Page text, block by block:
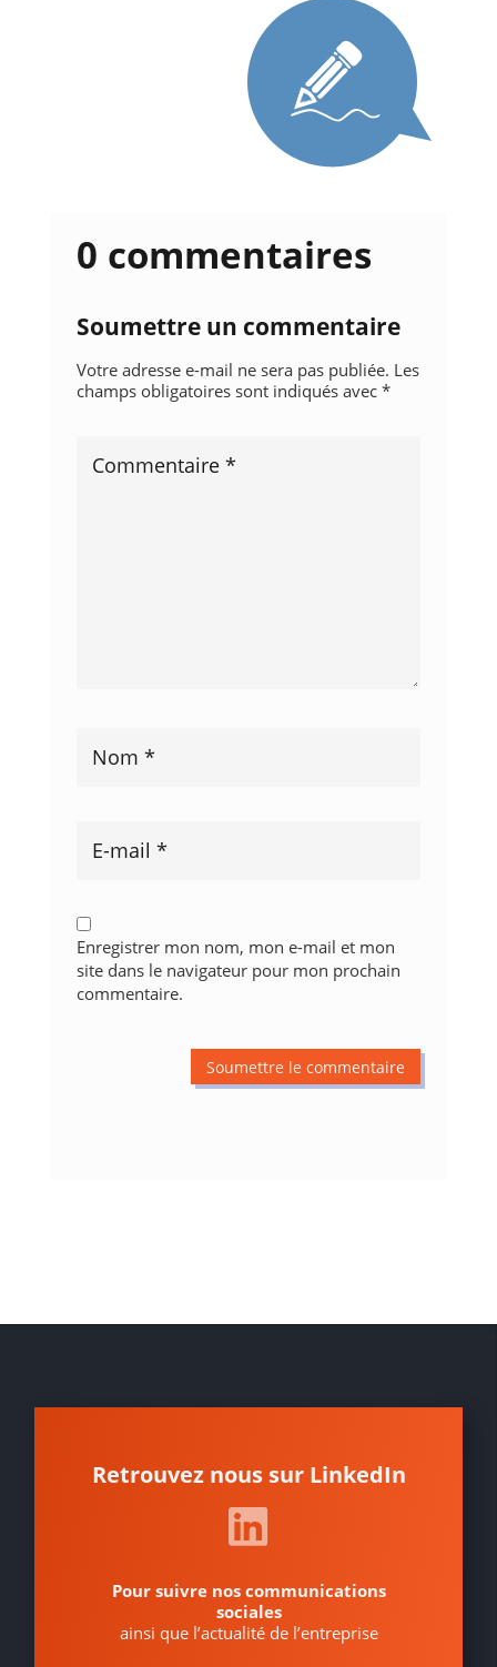
0 commentaires
Soumettre un commentaire
Votre adresse e-mail ne sera pas publiée. Les
champs obligatoires sont indiqués avec *
Enregistrer mon nom, mon e-mail et mon
site dans le navigateur pour mon prochain
commentaire.
Soumettre le commentaire
Retrouvez nous sur LinkedIn
Pour suivre nos communications
sociales
ainsi que l’actualité de l’entreprise